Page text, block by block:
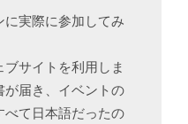
実際に参加してみ
サイトを利用しま
が届き、イベントの
て日本語だったの